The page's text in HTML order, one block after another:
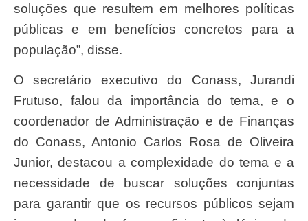
soluções que resultem em melhores políticas
públicas e em benefícios concretos para a
população”, disse.
O secretário executivo do Conass, Jurandi
Frutuso, falou da importância do tema, e o
coordenador de Administração e de Finanças
do Conass, Antonio Carlos Rosa de Oliveira
Junior, destacou a complexidade do tema e a
necessidade de buscar soluções conjuntas
para garantir que os recursos públicos sejam